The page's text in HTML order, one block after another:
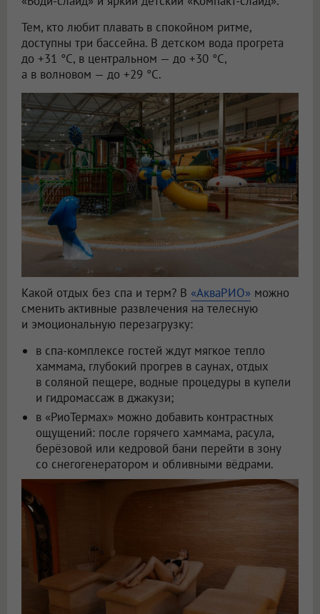
Тем, кто любит плавать в спокойном ритме,
доступны три бассейна. В детском вода прогрета
до +31 °C, в центральном — до +30 °C,
а в волновом — до +29 °C.
Какой отдых без спа и терм? В «АкваРИО» можно
сменить активные развлечения на телесную
и эмоциональную перезагрузку:
в спа-комплексе гостей ждут мягкое тепло
хаммама, глубокий прогрев в саунах, отдых
в соляной пещере, водные процедуры в купели
и гидромассаж в джакузи;
в «РиоТермах» можно добавить контрастных
ощущений: после горячего хаммама, расула,
берёзовой или кедровой бани перейти в зону
со снегогенератором и обливными вёдрами.